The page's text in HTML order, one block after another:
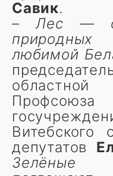
Савик.
– Лес —
природных
любимой
Витебского
депутатов